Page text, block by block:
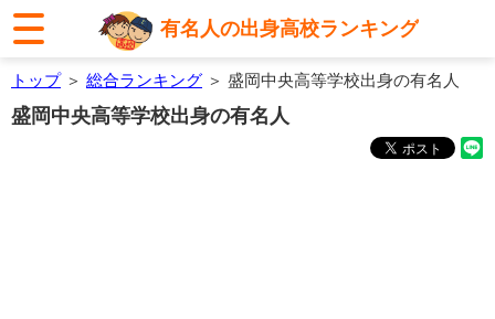
有名人の出身高校ランキング
トップ＞ 総合ランキング ＞ 盛岡中央高等学校出身の有名人
盛岡中央高等学校出身の有名人